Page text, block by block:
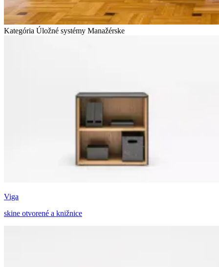
Kategória Úložné systémy Manažérske
Viga
skine otvorené a knižnice